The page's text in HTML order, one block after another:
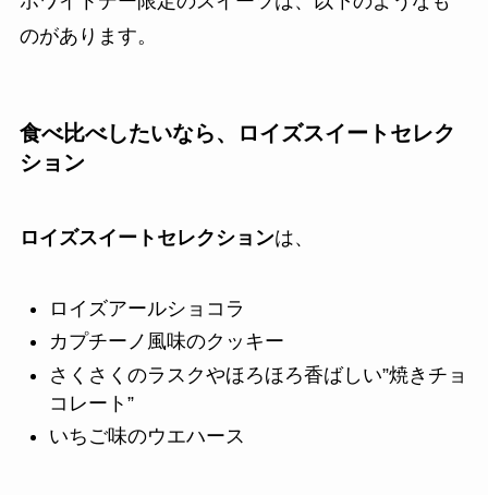
のがあります。
食べ比べしたいなら、
ロイズスイートセレク
ション
ロイズスイートセレクションは、
ロイズアールショコラ
カプチーノ風味のクッキー
さくさくのラスクやほろほろ香ばしい”焼きチョ
コレート”
いちご味のウエハース